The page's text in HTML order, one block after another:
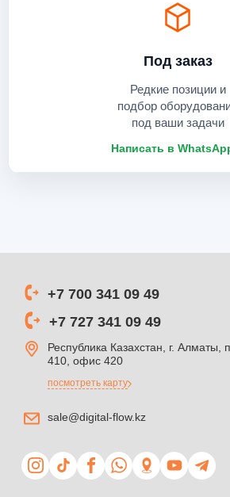
Под заказ
Редкие позиции и
подбор
под ваши задачи
Написать в
+7 700 341 09 49
+7 727 341 09 49
Республика Казахстан, г.
410, офис 420
посмотреть карту
sale@digital-flow.kz